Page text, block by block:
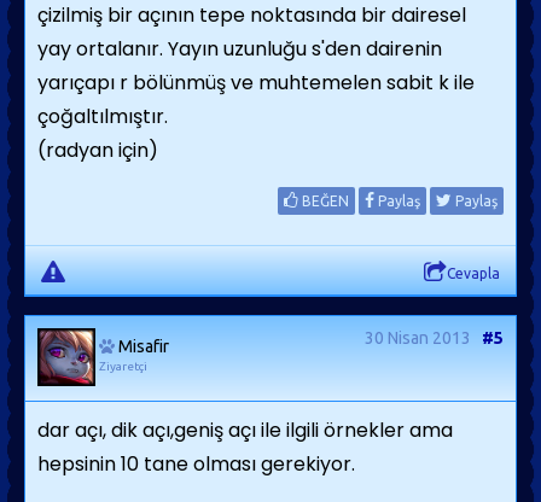
çizilmiş bir açının tepe noktasında bir dairesel
yay ortalanır. Yayın uzunluğu s'den dairenin
yarıçapı r bölünmüş ve muhtemelen sabit k ile
çoğaltılmıştır.
(radyan için)
BEĞEN Paylaş Paylaş
Cevapla
Misafir
Ziyaretçi
30 Nisan 2013 #5
dar açı, dik açı,geniş açı ile ilgili örnekler ama
hepsinin 10 tane olması gerekiyor.